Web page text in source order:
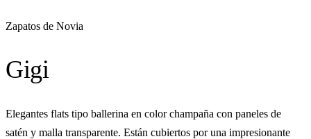
Zapatos de Novia
Gigi
Elegantes flats tipo ballerina en color champaña con paneles de
satén y malla transparente. Están cubiertos por una impresionante